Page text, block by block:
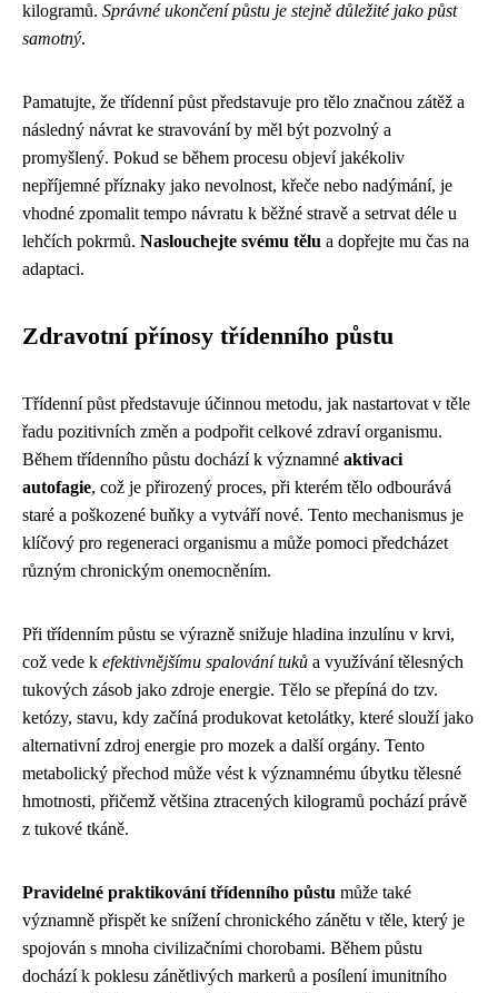
kilogramů. Správné ukončení půstu je stejně důležité jako půst
samotný.
Pamatujte, že třídenní půst představuje pro tělo značnou zátěž a
následný návrat ke stravování by měl být pozvolný a
promyšlený. Pokud se během procesu objeví jakékoliv
nepříjemné příznaky jako nevolnost, křeče nebo nadýmání, je
vhodné zpomalit tempo návratu k běžné stravě a setrvat déle u
lehčích pokrmů. Naslouchejte svému tělu a dopřejte mu čas na
adaptaci.
Zdravotní přínosy třídenního půstu
Třídenní půst představuje účinnou metodu, jak nastartovat v těle
řadu pozitivních změn a podpořit celkové zdraví organismu.
Během třídenního půstu dochází k významné aktivaci
autofagie, což je přirozený proces, při kterém tělo odbourává
staré a poškozené buňky a vytváří nové. Tento mechanismus je
klíčový pro regeneraci organismu a může pomoci předcházet
různým chronickým onemocněním.
Při třídenním půstu se výrazně snižuje hladina inzulínu v krvi,
což vede k efektivnějšímu spalování tuků a využívání tělesných
tukových zásob jako zdroje energie. Tělo se přepíná do tzv.
ketózy, stavu, kdy začíná produkovat ketolátky, které slouží jako
alternativní zdroj energie pro mozek a další orgány. Tento
metabolický přechod může vést k významnému úbytku tělesné
hmotnosti, přičemž většina ztracených kilogramů pochází právě
z tukové tkáně.
Pravidelné praktikování třídenního půstu může také
významně přispět ke snížení chronického zánětu v těle, který je
spojován s mnoha civilizačními chorobami. Během půstu
dochází k poklesu zánětlivých markerů a posílení imunitního